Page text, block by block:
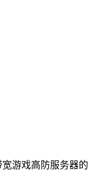
游戏高防服务器的